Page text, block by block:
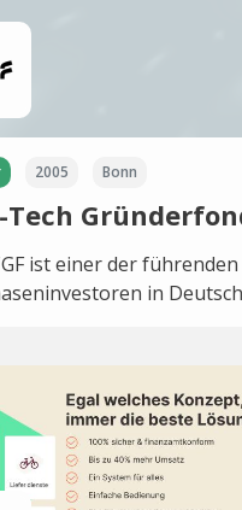
2005 Bonn
Tech
ist einer der
in